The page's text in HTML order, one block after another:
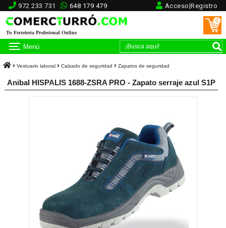
972 233 731 648 179 479 Acceso|Registro
Tu Ferretería Profesional Online
0
Menú
Vestuario laboral Calzado de seguridad Zapatos de seguridad
Anibal HISPALIS 1688-ZSRA PRO - Zapato serraje azul S1P